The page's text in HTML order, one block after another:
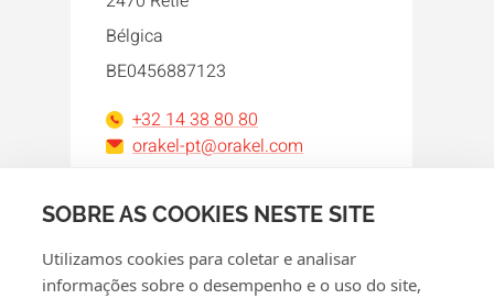
SOBRE AS COOKIES NESTE SITE
Utilizamos cookies para coletar e analisar
informações sobre o desempenho e o uso do site,
Bélgica
BE0456887123
+32 14 38 80 80
orakel-pt@orakel.com
Facebook
Instagram
LinkedInWhatsApp
YouTube